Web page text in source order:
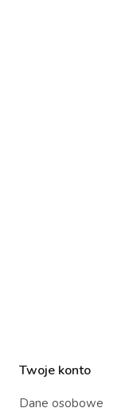
Twoje konto
Dane osobowe